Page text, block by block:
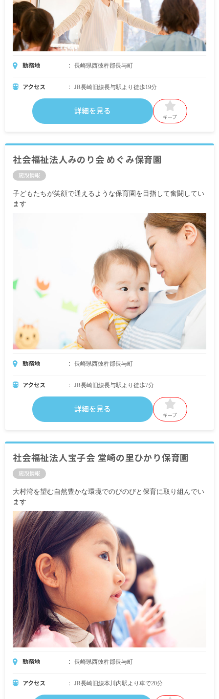
勤務地 長崎県西彼杵郡長与町
アクセス JR長崎旧線長与駅より徒歩19分
詳細を見る
キープ
社会福祉法人みのり会 めぐみ保育園
施設情報
子どもたちが笑顔で通えるような保育園を目指して奮闘してい
ます
勤務地 長崎県西彼杵郡長与町
アクセス JR長崎旧線長与駅より徒歩7分
詳細を見る
キープ
社会福祉法人宝子会 堂崎の里ひかり保育園
施設情報
大村湾を望む自然豊かな環境でのびのびと保育に取り組んでい
ます
勤務地 長崎県西彼杵郡長与町
アクセス JR長崎旧線本川内駅より車で20分